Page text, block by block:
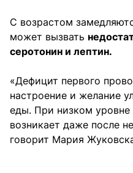
С возрастом
может вызвать
серотонин и лептин.
«Дефицит первого
настроение и желание
еды. При низком уровне
возникает даже после
говорит Мария